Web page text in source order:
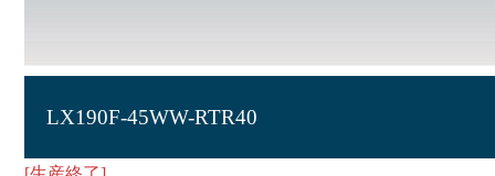
LX190F-45WW-RTR40